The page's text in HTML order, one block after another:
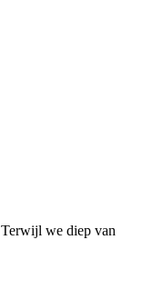
we diep van